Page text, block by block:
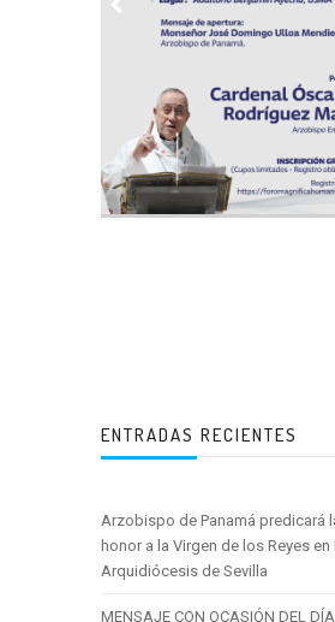
ENTRADAS RECIENTES
Arzobispo de Panamá predicará
honor a la Virgen de los Reyes en
Arquidiócesis de Sevilla
MENSAJE CON OCASIÓN DEL DÍA